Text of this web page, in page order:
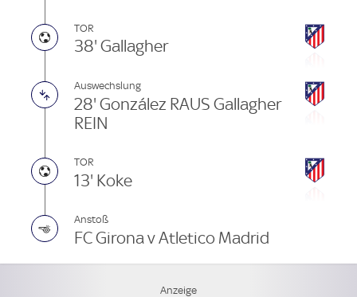
TOR
38' Gallagher
Auswechslung
28' González RAUS Gallagher
REIN
TOR
13' Koke
Anstoß
FC Girona v Atletico Madrid